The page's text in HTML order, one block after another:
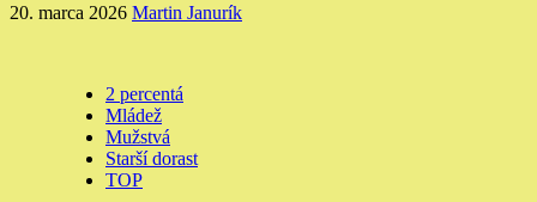
20. marca 2026 Martin Janurík
2 percentá
Mládež
Mužstvá
Starší dorast
TOP